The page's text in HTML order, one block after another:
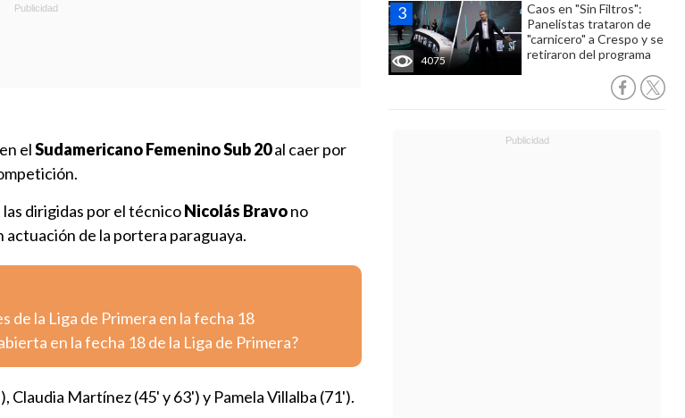
4075
Caos en "Sin Filtros":
Panelistas trataron de
"carnicero" a Crespo y se
retiraron del programa
elSudamericano Femenino Sub 20al caer por
dirigidas por el técnicoNicolás Bravono
de la portera paraguaya.
de la Liga de Primera en la fecha 18
en la fecha 18 de la Liga de Primera?
Martínez (45' y 63') y Pamela Villalba (71').